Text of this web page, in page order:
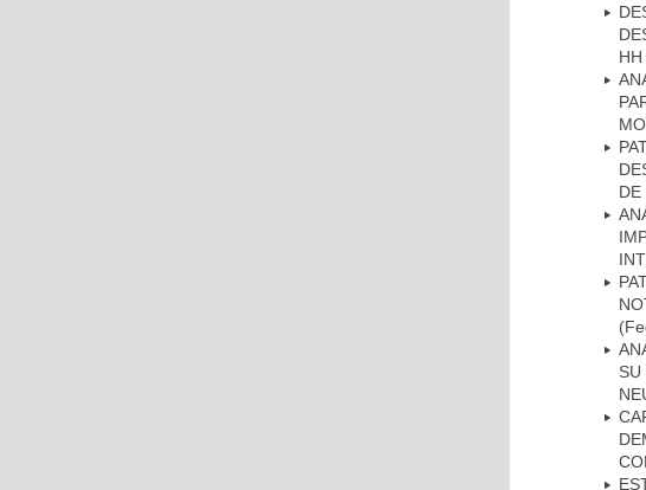
DE